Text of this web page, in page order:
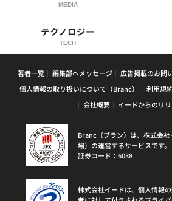
MEDIA
テクノロジー
TECH
著者一覧 編集部へメッセージ 広告掲載のお問
個人情報の取り扱いについて（Branc）
利用規
会社概要
イードからのリ
Branc（ブラン）は、株式会
場）の運営するサービスです。
証券コード：6038
株式会社イードは、個人情報